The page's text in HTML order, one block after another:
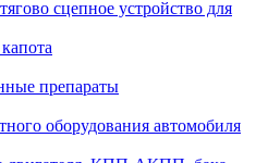
сцепное устройство для
препараты
оборудования автомобиля